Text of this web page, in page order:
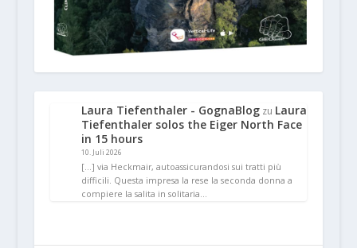
Laura Tiefenthaler - GognaBlogzu Laura
Tiefenthaler solos the Eiger North Face
in 15 hours
10. Juli 2026
[…] via Heckmair, autoassicurandosi sui tratti più
difficili. Questa impresa la rese la seconda donna a
compiere la salita in solitaria…